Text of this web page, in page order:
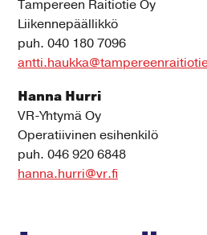
Tampereen Raitiotie Oy
Liikennepäällikkö
puh. 040 180 7096
Hanna Hurri
VR-Yhtymä Oy
Operatiivinen esihenkilö
puh. 046 920 6848
hanna.hurri@vr.fi